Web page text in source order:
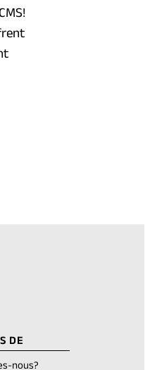
DE
nous?